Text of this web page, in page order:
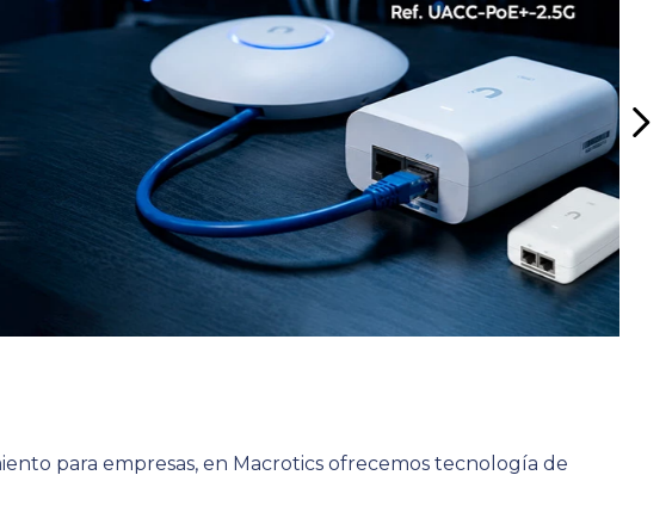
para empresas, en Macrotics ofrecemos tecnología de